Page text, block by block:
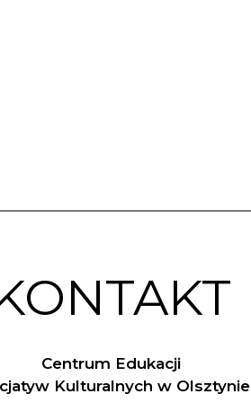
Centrum Edukacji
Kulturalnych w Olsztynie